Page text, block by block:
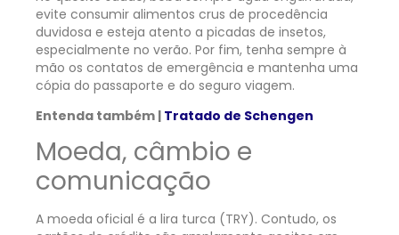
evite consumir alimentos crus de procedência
duvidosa e esteja atento a picadas de insetos,
especialmente no verão. Por fim, tenha sempre à
mão os contatos de emergência e mantenha uma
cópia do passaporte e do seguro viagem.
Entenda também | Tratado de Schengen
Moeda, câmbio e
comunicação
A moeda oficial é a lira turca (TRY). Contudo, os